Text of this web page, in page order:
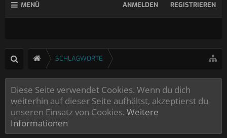
MENÜ ANMELDEN REGISTRIEREN
SCHLAGWORTE
Diese Seite verwendet Cookies. Wenn du dich
weiterhin auf dieser Seite aufhältst, akzeptierst du
unseren Einsatz von Cookies. Weitere
Informationen